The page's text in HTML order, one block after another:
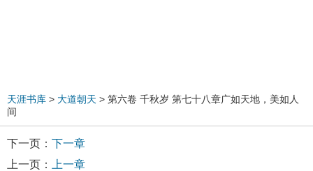
天涯书库 > 大道朝天 > 第六卷 千秋岁 第七十八章广如天地，美如人
间
下一页： 下一章
上一页：
上一章